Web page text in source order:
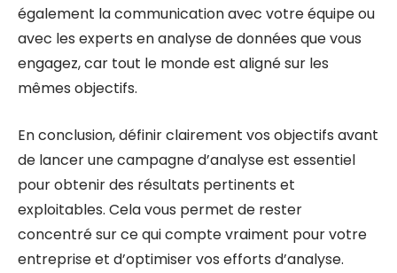
également la communication avec votre équipe ou
avec les experts en analyse de données que vous
engagez, car tout le monde est aligné sur les
mêmes objectifs.
En conclusion, définir clairement vos objectifs avant
de lancer une campagne d’analyse est essentiel
pour obtenir des résultats pertinents et
exploitables. Cela vous permet de rester
concentré sur ce qui compte vraiment pour votre
entreprise et d’optimiser vos efforts d’analyse.